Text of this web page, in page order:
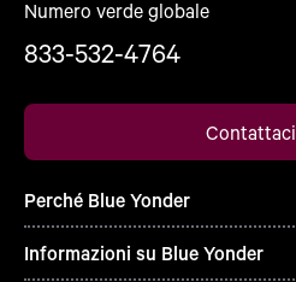
Numero verde globale
833-532-4764
Contattaci
Perché Blue Yonder
Informazioni su Blue Yonder